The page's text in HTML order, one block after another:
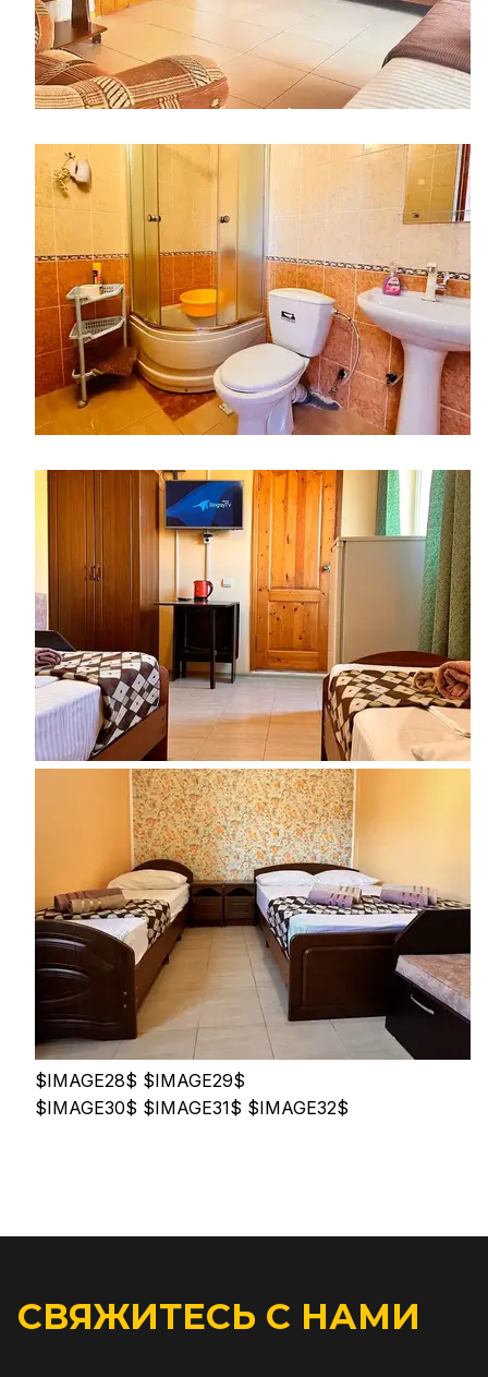
​​​​​​​$IMAGE28$ ​​​​​​​$IMAGE29$ ​​​​​​​
$IMAGE30$ $IMAGE31$ ​​​​​​​$IMAGE32$ ​​​​​​​
СВЯЖИТЕСЬ С НАМИ